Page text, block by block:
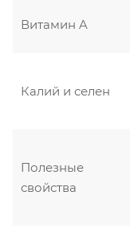
Витамин A
Калий и селен
Полезные
свойства